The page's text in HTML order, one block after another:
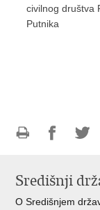
civilnog društva
Putnika
Facebooku
Središnji
O Središnjem